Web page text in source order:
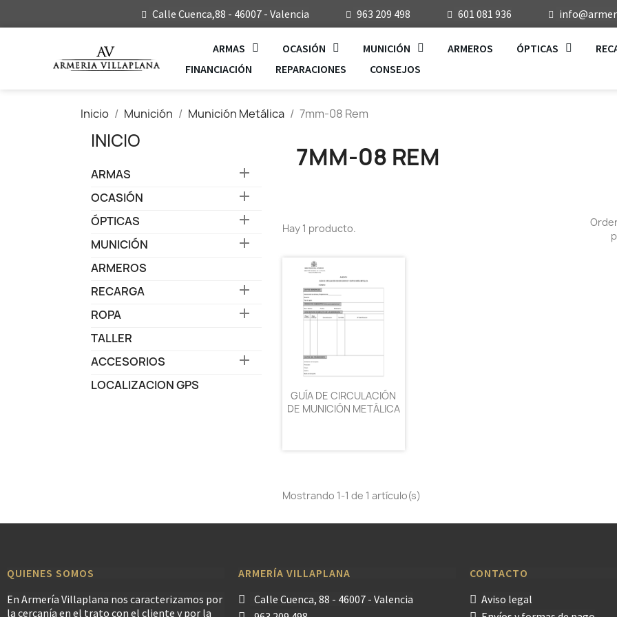
Calle Cuenca,88 - 46007 - Valencia 963 209 498 601 081 936
ARMAS OCASIÓN MUNICIÓN ARMEROS ÓPTICAS
FINANCIACIÓN
REPARACIONES CONSEJOS
Inicio Munición Munición Metálica 7mm-08 Rem
INICIO
ARMAS 
OCASIÓN 
ÓPTICAS 
MUNICIÓN 
ARMEROS
RECARGA

ROPA 
TALLER
ACCESORIOS

LOCALIZACION GPS
7MM-08 REM
Hay 1 producto.
GUÍA DE CIRCULACIÓN
DE MUNICIÓN METÁLICA
Mostrando 1-1 de 1 artículo(s)
QUIENES SOMOS
En Armería Villaplana nos caracterizamos por
la cercanía en el trato con el cliente y por la
ARMERÍA VILLAPLANA
Calle Cuenca, 88 - 46007 - Valencia
CONTACTO
Aviso legal